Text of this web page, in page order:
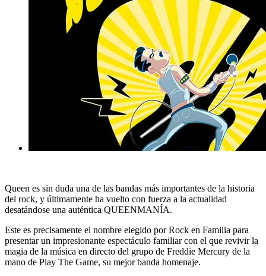
Queen es sin duda una de las bandas más importantes de la historia
del rock, y últimamente ha vuelto con fuerza a la actualidad
desatándose una auténtica QUEENMANÍA.
Este es precisamente el nombre elegido por Rock en Familia para
presentar un impresionante espectáculo familiar con el que revivir la
magia de la música en directo del grupo de Freddie Mercury de la
mano de Play The Game, su mejor banda homenaje.